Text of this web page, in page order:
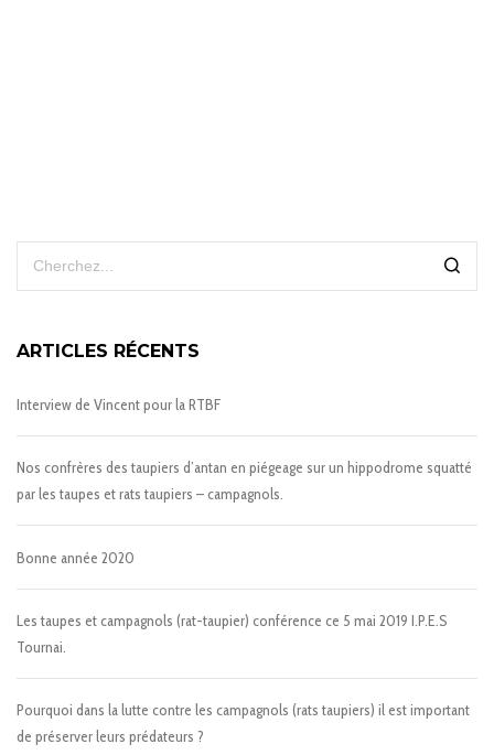
ARTICLES RÉCENTS
Interview de Vincent pour la RTBF
Nos confrères des taupiers d’antan en piégeage sur un hippodrome squatté
par les taupes et rats taupiers – campagnols.
Bonne année 2020
Les taupes et campagnols (rat-taupier) conférence ce 5 mai 2019 I.P.E.S
Tournai.
Pourquoi dans la lutte contre les campagnols (rats taupiers) il est important
de préserver leurs prédateurs ?